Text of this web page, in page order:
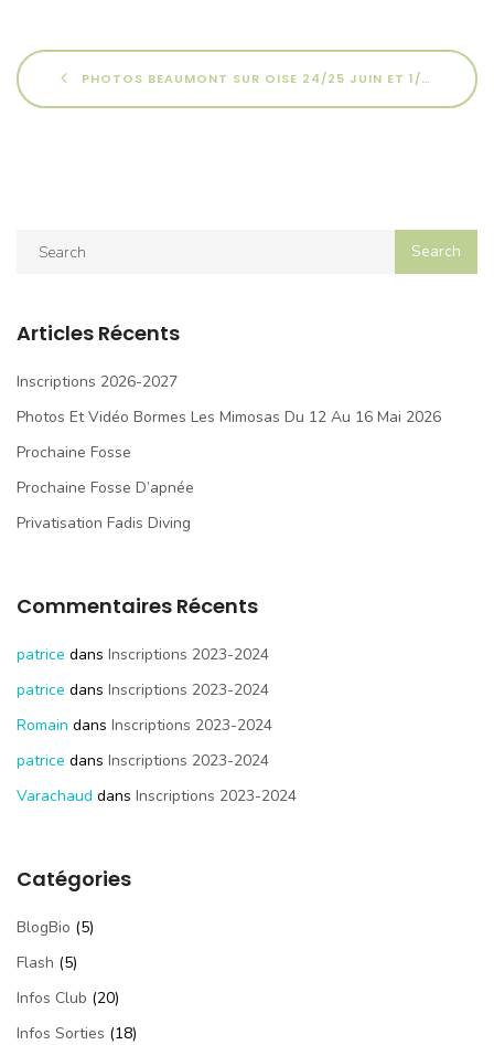
PHOTOS BEAUMONT SUR OISE 24/25 JUIN ET 1/2 JUILLET 2023
Articles Récents
Inscriptions 2026-2027
Photos Et Vidéo Bormes Les Mimosas Du 12 Au 16 Mai 2026
Prochaine Fosse
Prochaine Fosse D’apnée
Privatisation Fadis Diving
Commentaires Récents
patrice dans Inscriptions 2023-2024
patrice dans Inscriptions 2023-2024
Romain dans Inscriptions 2023-2024
patrice dans Inscriptions 2023-2024
Varachaud dans Inscriptions 2023-2024
Catégories
BlogBio (5)
Flash (5)
Infos Club (20)
Infos Sorties (18)